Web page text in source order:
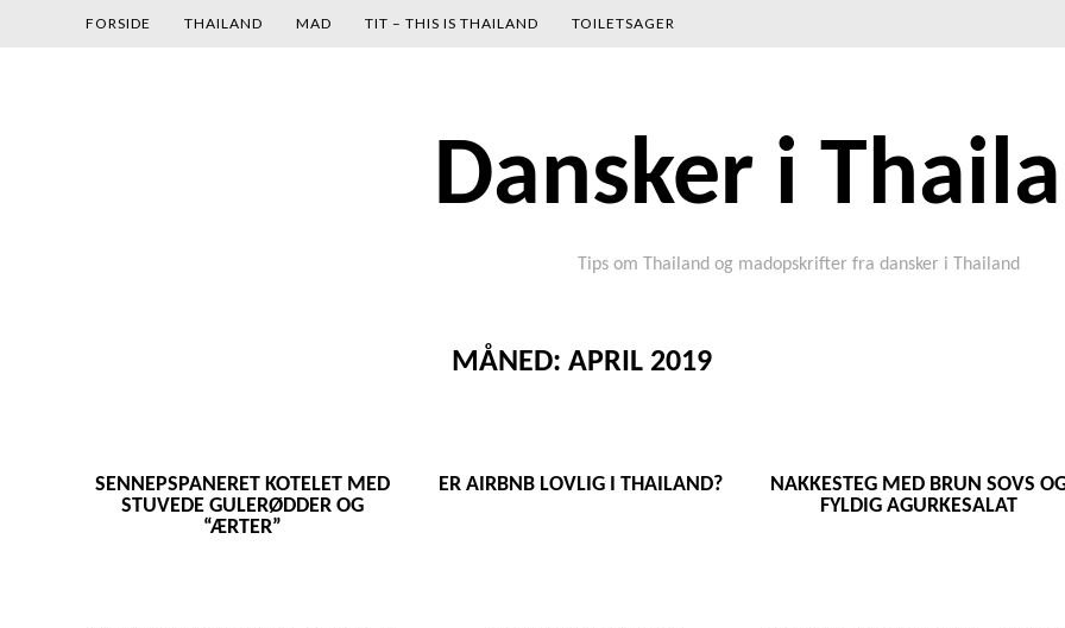
FORSIDE THAILAND MAD TIT – THIS IS THAILAND TOILETSAGER
Dansker i
Tips om Thailand og madopskrifter fra dansker i Thailand
MÅNED: APRIL 2019
SENNEPSPANERET KOTELET MED
STUVEDE GULERØDDER OG
“ÆRTER”
ER AIRBNB LOVLIG I THAILAND?
NAKKESTEG MED BRUN SOVS
FYLDIG AGURKESALAT